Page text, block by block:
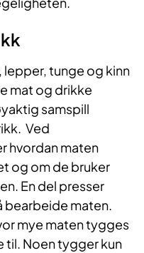
tunge og kinn
mat og drikke
samspill
Ved
hvordan maten
og om de bruker
En del presser
bearbeide maten.
mye maten tygges
til. Noen tygger kun